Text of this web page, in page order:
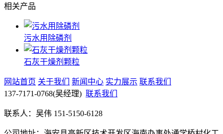
相关产品
污水用除磷剂
石灰干燥剂颗粒
网站首页 关于我们 新闻中心 实力展示 联系我们
137-7171-0768(吴经理) 联系我们
联系人：吴伟 151-5150-6128